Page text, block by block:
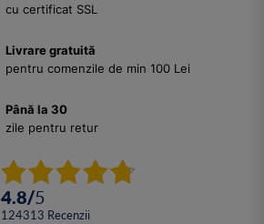
cu certificat SSL
Livrare gratuită
pentru comenzile de min 100 Lei
Până la 30
zile pentru retur
4.8/5
124313 Recenzii